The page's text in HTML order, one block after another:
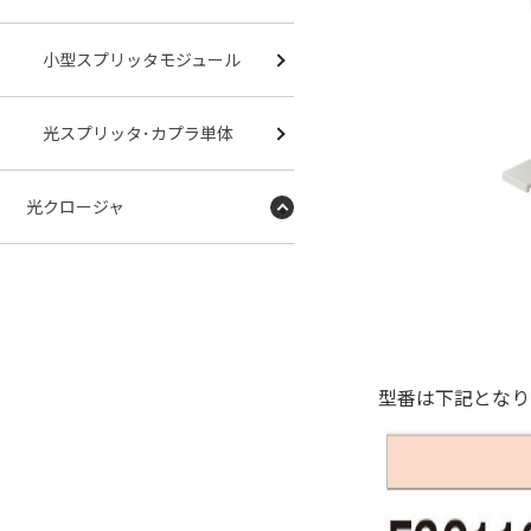
型番は下記とな
小型スプリッタモジュール
光スプリッタ･カプラ単体
光クロージャ